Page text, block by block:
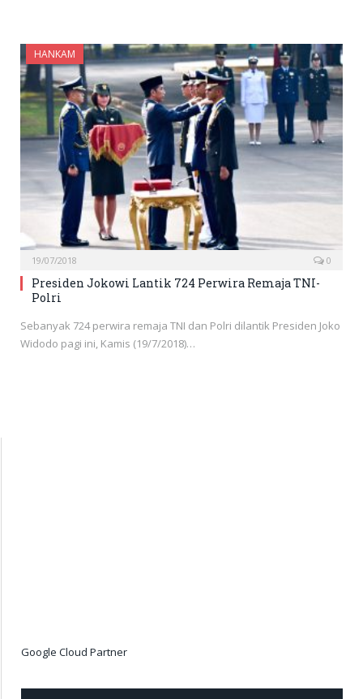
HANKAM
19/07/2018 0
Presiden Jokowi Lantik 724 Perwira Remaja TNI-
Polri
Sebanyak 724 perwira remaja TNI dan Polri dilantik Presiden Joko
Widodo pagi ini, Kamis (19/7/2018)…
Google Cloud Partner